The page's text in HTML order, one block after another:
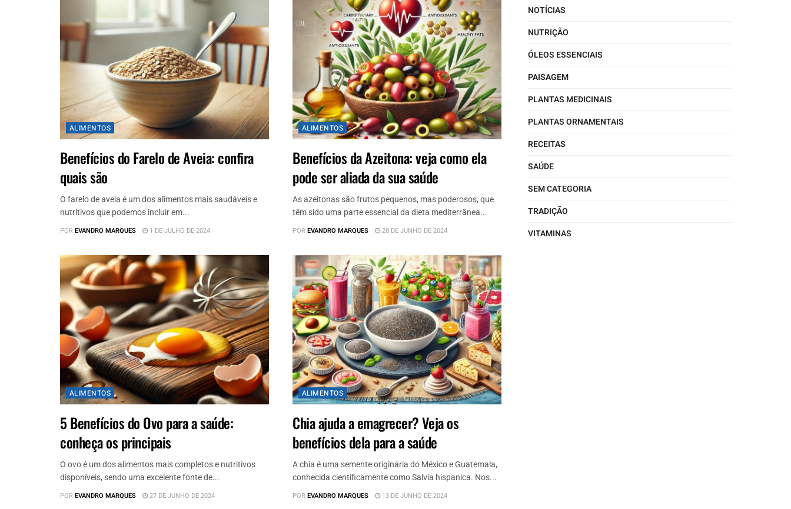
ALIMENTOS
Benefícios do Farelo de Aveia: confira
quais são
O farelo de aveia é um dos alimentos mais saudáveis e
nutritivos que podemos incluir em...
POREVANDRO MARQUES 1 DE JULHO DE 2024
ALIMENTOS
Benefícios da Azeitona: veja como ela
pode ser aliada da sua saúde
As azeitonas são frutos pequenos, mas poderosos, que
têm sido uma parte essencial da dieta mediterrânea...
POREVANDRO MARQUES 28 DE JUNHO DE 2024
ALIMENTOS
5 Benefícios do Ovo para a saúde:
conheça os principais
O ovo é um dos alimentos mais completos e nutritivos
disponíveis, sendo uma excelente fonte de...
POREVANDRO MARQUES 27 DE JUNHO DE 2024
ALIMENTOS
Chia ajuda a emagrecer? Veja os
benefícios dela para a saúde
A chia é uma semente originária do México e Guatemala,
conhecida cientificamente como Salvia hispanica. Nos...
POREVANDRO MARQUES 13 DE JUNHO DE 2024
NOTÍCIAS
NUTRIÇÃO
ÓLEOS ESSENCIAIS
PAISAGEM
PLANTAS MEDICINAIS
PLANTAS ORNAMENTAIS
RECEITAS
SAÚDE
SEM CATEGORIA
TRADIÇÃO
VITAMINAS